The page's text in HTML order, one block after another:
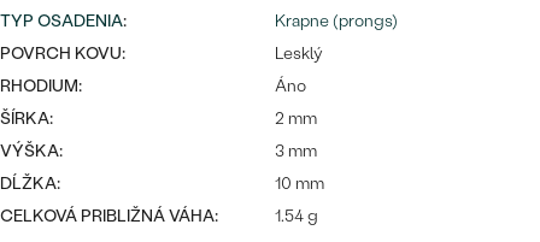
TYP OSADENIA:
Krapne (prongs)
POVRCH KOVU:
Lesklý
RHODIUM:
Áno
ŠÍRKA:
2 mm
VÝŠKA:
3 mm
DĹŽKA:
10 mm
CELKOVÁ PRIBLIŽNÁ VÁHA:
1.54 g